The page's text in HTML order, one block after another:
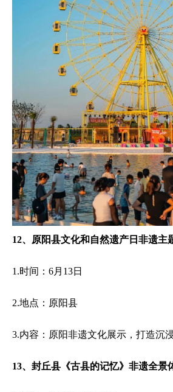
12、原阳县文化和自然遗产日非遗主
1.时间：6月13日
2.地点：原阳县
3.内容：原阳非遗文化展示，打造沉
13、封丘县《古县的记忆》非遗全景